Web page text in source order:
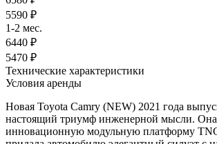
5590 ₽
1-2 мес.
6440 ₽
5470 ₽
Технические характеристики
Условия аренды
Новая Toyota Camry (NEW) 2021 года
настоящий триумф инженерной мысли. Она
инновационную модульную платформу